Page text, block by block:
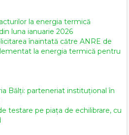
la energia termică
luna ianuarie 2026
înaintată către ANRE de
la energia termică pentru
Bălți: parteneriat instituțional în
testare pe piața de echilibrare, cu